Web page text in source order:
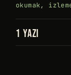
okumak,
1 YAZI